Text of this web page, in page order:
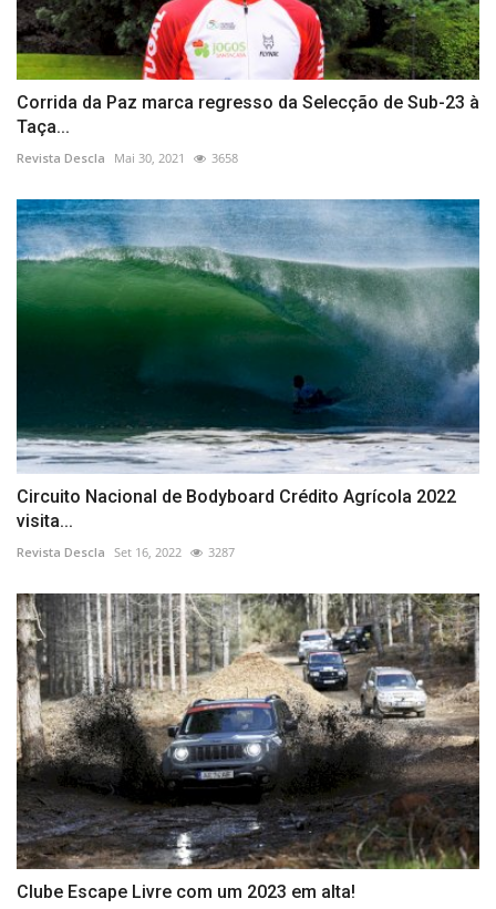
Corrida da Paz marca regresso da Selecção de Sub-23 à
Taça...
Revista Descla Mai 30, 2021 3658
Circuito Nacional de Bodyboard Crédito Agrícola 2022
visita...
Revista Descla Set 16, 2022 3287
Clube Escape Livre com um 2023 em alta!